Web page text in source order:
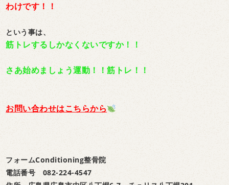
わけです！！
という事は、
筋トレするしかなくないですか！！
さあ始めましょう運動！！筋トレ！！
お問い合わせはこちらから
フォームConditioning整骨院
電話番号 082-224-4547